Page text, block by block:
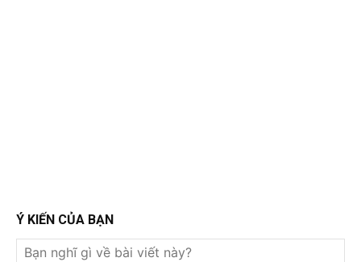
Ý KIẾN CỦA BẠN